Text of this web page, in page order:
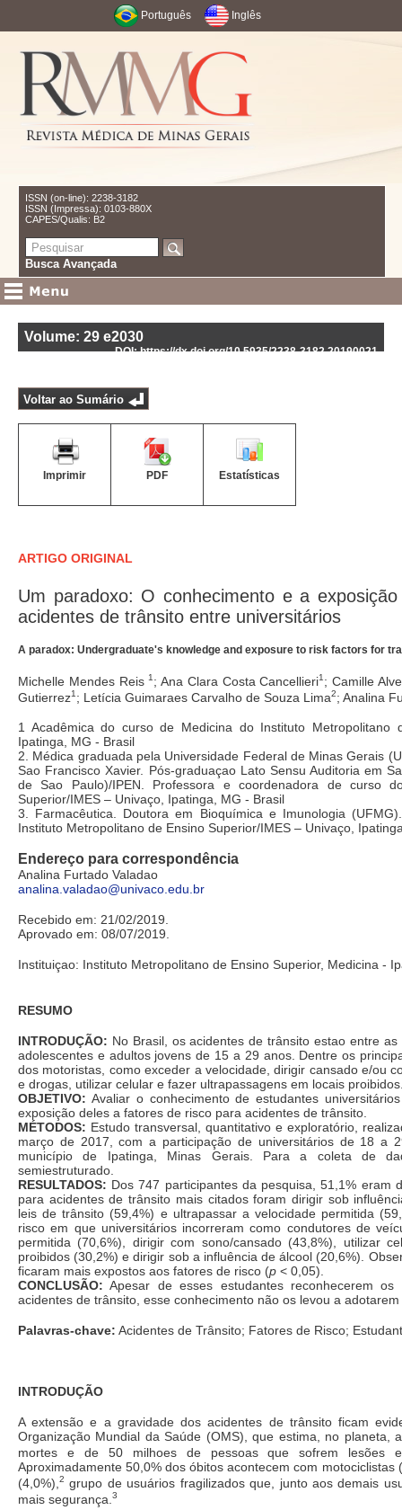
Português Inglês
ISSN (on-line): 2238-3182
ISSN (Impressa): 0103-880X
CAPES/Qualis: B2
Busca Avançada
Volume: 29 e2030
DOI: https://dx.doi.org/10.5935/2238-3182.20190021
Voltar ao Sumário
Imprimir PDF Estatísticas
ARTIGO ORIGINAL
Um paradoxo: O conhecimento e a
acidentes de trânsito entre universitários
A paradox: Undergraduate's knowledge and exposure to risk factors for
Michelle Mendes Reis1 ; Ana Clara Costa Cancellieri1 ; Camille
Gutierrez1 ; Letícia Guimaraes Carvalho de Souza Lima2; Analina
1 Acadêmica do curso de Medicina do Instituto Metropolitano
Ipatinga, MG - Brasil
2. Médica graduada pela Universidade Federal de Minas Gerais
Sao Francisco Xavier. Pós-graduaçao Lato Sensu Auditoria em
de Sao Paulo)/IPEN. Professora e coordenadora de curso
Superior/IMES – Univaço, Ipatinga, MG - Brasil
3. Farmacêutica. Doutora em Bioquímica e Imunologia
Instituto Metropolitano de Ensino Superior/IMES – Univaço,
Endereço para correspondência
Analina Furtado Valadao
analina.valadao@univaco.edu.br
Recebido em: 21/02/2019.
Aprovado em: 08/07/2019.
Instituiçao: Instituto Metropolitano de Ensino Superior, Medicina -
RESUMO
INTRODUÇÃO: No Brasil, os acidentes de trânsito estao entre
adolescentes e adultos jovens de 15 a 29 anos. Dentre os
dos motoristas, como exceder a velocidade, dirigir cansado e/ou
e drogas, utilizar celular e fazer ultrapassagens em locais
OBJETIVO: Avaliar o conhecimento de estudantes
exposição deles a fatores de risco para acidentes de trânsito.
MÉTODOS: Estudo transversal, quantitativo e exploratório,
março de 2017, com a participação de universitários de 18 a
município de Ipatinga, Minas Gerais. Para a coleta de
semiestruturado.
RESULTADOS: Dos 747 participantes da pesquisa, 51,1% eram
para acidentes de trânsito mais citados foram dirigir sob
leis de trânsito (59,4%) e ultrapassar a velocidade permitida
risco em que universitários incorreram como condutores de
permitida (70,6%), dirigir com sono/cansado (43,8%), utilizar
proibidos (30,2%) e dirigir sob a influência de álcool (20,6%).
ficaram mais expostos aos fatores de risco (p < 0,05).
CONCLUSÃO: Apesar de esses estudantes reconhecerem
acidentes de trânsito, esse conhecimento não os levou a
Palavras-chave: Acidentes de Trânsito; Fatores de Risco;
INTRODUÇÃO
A extensão e a gravidade dos acidentes de trânsito ficam
Organização Mundial da Saúde (OMS), que estima, no planeta,
mortes e de 50 milhoes de pessoas que sofrem lesões
Aproximadamente 50,0% dos óbitos acontecem com motociclistas
(4,0%), 2 grupo de usuários fragilizados que, junto aos demais
mais segurança. 3